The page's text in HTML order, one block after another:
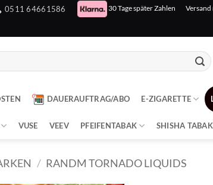
0511 64661586 30 Tage später Zahlen Versand
DAUERAUFTRAG/ABO E-ZIGARETTE
VUSE VEEV PFEIFENTABAK SHISHA TABAK
/ RANDM TORNADO LIQUIDS